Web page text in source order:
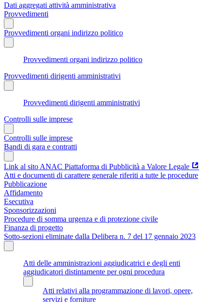
Dati aggregati attività amministrativa
Provvedimenti
Provvedimenti organi indirizzo politico
Provvedimenti organi indirizzo politico
Provvedimenti dirigenti amministrativi
Provvedimenti dirigenti amministrativi
Controlli sulle imprese
Controlli sulle imprese
Bandi di gara e contratti
Link al sito ANAC Piattaforma di Pubblicità a Valore Legale
Atti e documenti di carattere generale riferiti a tutte le procedure
Pubblicazione
Affidamento
Esecutiva
Sponsorizzazioni
Procedure di somma urgenza e di protezione civile
Finanza di progetto
Sotto-sezioni eliminate dalla Delibera n. 7 del 17 gennaio 2023
Atti delle amministrazioni aggiudicatrici e degli enti
aggiudicatori distintamente per ogni procedura
Atti relativi alla programmazione di lavori, opere,
servizi e forniture